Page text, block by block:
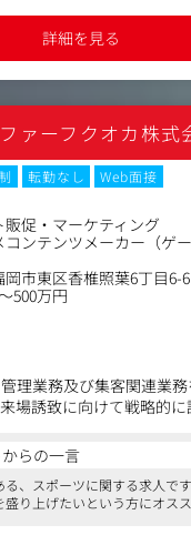
の方々、富裕層の方々が
ロダクト。リピートを促
ンドをいかに広めるか、という
詳細を見る
ァーフクオカ株式
転勤なし
Web面接
販促・マーケティング
コンテンツメーカー（ゲ
岡市東区香椎照葉6丁目6-6
500万円
理業務及び集客関連業
場誘致に向けて戦略的
＞
席と在庫管理を行う
らの一言
、スポーツに関する求人です
り上げたいという方にオス